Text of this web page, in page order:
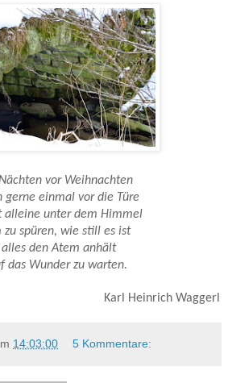
vor Weihnachten
einmal vor die Türe
alleine unter dem Himmel
zu spüren, wie still es ist
den Atem anhält
das Wunder zu warten.
Karl Heinrich Waggerl
14:03:00 5 Kommentare: